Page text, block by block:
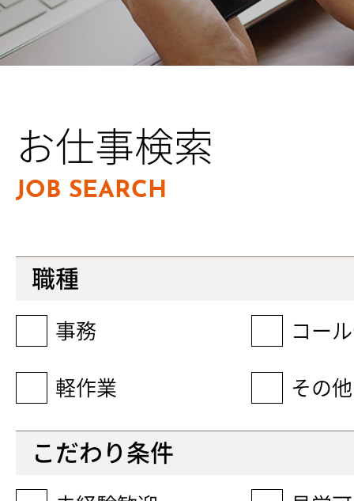
お仕事検索
JOB SEARCH
職種
事務 コー
軽作業 その他
こだわり条件